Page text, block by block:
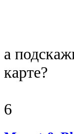
а
карте?
6